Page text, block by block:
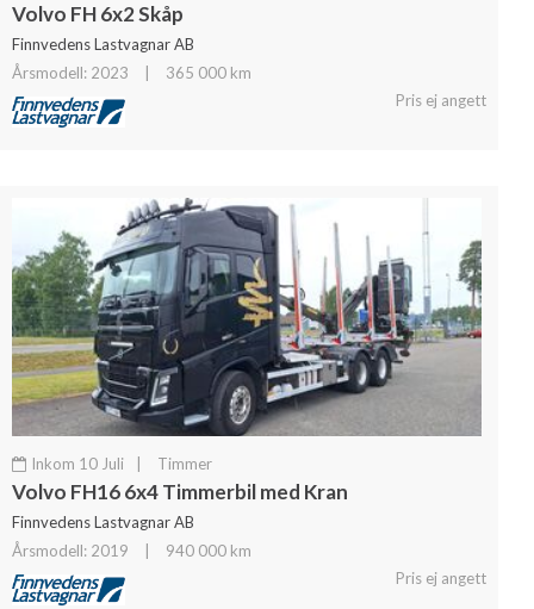
Volvo FH 6x2 Skåp
Finnvedens Lastvagnar AB
Årsmodell: 2023
365 000 km
Pris ej angett
Inkom 10 Juli Timmer
Volvo FH16 6x4 Timmerbil med Kran
Finnvedens Lastvagnar AB
Årsmodell: 2019
940 000 km
Pris ej angett